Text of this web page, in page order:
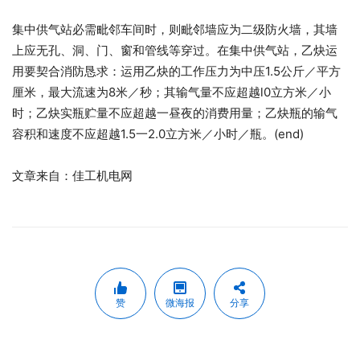
集中供气站必需毗邻车间时，则毗邻墙应为二级防火墙，其墙
上应无孔、洞、门、窗和管线等穿过。在集中供气站，乙炔运
用要契合消防恳求：运用乙炔的工作压力为中压1.5公斤／平方
厘米，最大流速为8米／秒；其输气量不应超越l0立方米／小
时；乙炔实瓶贮量不应超越一昼夜的消费用量；乙炔瓶的输气
容积和速度不应超越1.5一2.0立方米／小时／瓶。(end)
文章来自：佳工机电网
赞 微海报 分享